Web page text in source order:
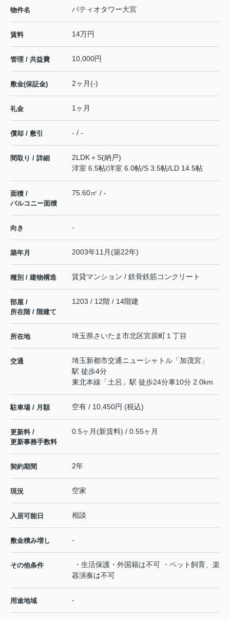
物件名 パティオタワー大宮
賃料 14万円
管理 / 共益費 10,000円
敷金(保証金) 2ヶ月(-)
礼金 1ヶ月
償却 / 敷引 - / -
間取り / 詳細
2LDK＋S(納戸)
洋室 6.5帖/洋室 6.0帖/S 3.5帖/LD 14.5帖
面積 /
バルコニー面積
75.60㎡ / -
向き -
築年月 2003年11月(築22年)
種別 / 建物構造 賃貸マンション / 鉄骨鉄筋コンクリート
部屋 /
所在階 / 階建て
1203 / 12階 / 14階建
所在地 埼玉県さいたま市北区宮原町 １丁目
交通 埼玉新都市交通ニューシャトル 「加茂宮 」
駅 徒歩4分
東北本線 「土呂 」駅 徒歩24分車10分 2.0km
駐車場 / 月額 空有 / 10,450円 (税込)
更新料 /
更新事務手数料
0.5ヶ月(新賃料) / 0.55ヶ月
契約期間 2年
現況 空家
入居可能日 相談
敷金積み増し -
その他条件
・生活保護・外国籍は不可 ・ペット飼育、楽
器演奏は不可
用途地域 -